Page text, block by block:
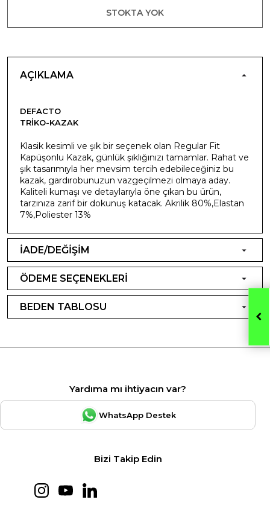
STOKTA YOK
AÇIKLAMA
DEFACTO
TRIKO-KAZAK
Klasik kesimli ve şık bir seçenek olan Regular Fit
Kapüşonlu Kazak, günlük şıklığınızı tamamlar. Rahat ve
şık tasarımıyla her mevsim tercih edebileceğiniz bu
kazak, gardırobunuzun vazgeçilmezi olmaya aday.
Kaliteli kumaşı ve detaylarıyla öne çıkan bu ürün,
tarzınıza zarif bir dokunuş katacak. Akrilik 80%,Elastan
7%,Poliester 13%
İADE/DEĞİŞİM
ÖDEME SEÇENEKLERİ
BEDEN TABLOSU
Yardıma mı ihtiyacın var?
WhatsApp Destek
Bizi Takip Edin